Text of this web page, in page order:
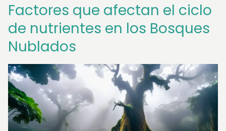
Factores que afectan el ciclo
de nutrientes en los Bosques
Nublados